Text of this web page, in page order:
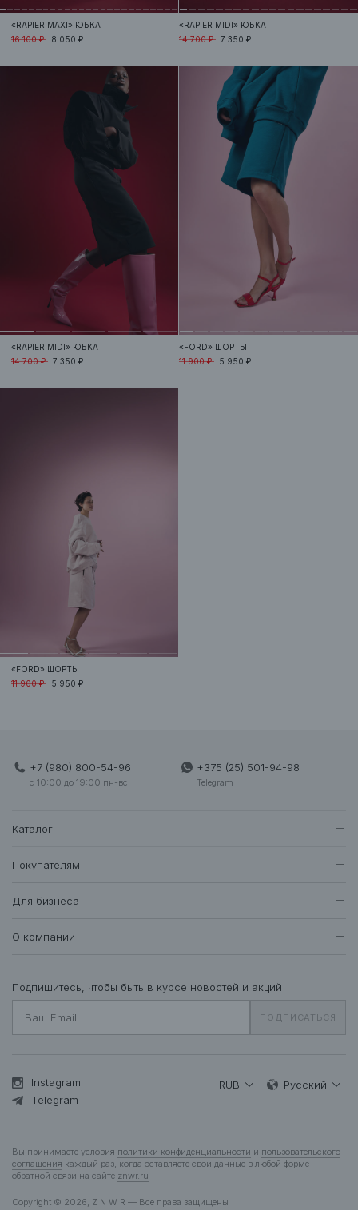
«RAPIER MAXI» ЮБКА
16 100 ₽ 8 050 ₽
«RAPIER MIDI» ЮБКА
14 700 ₽ 7 350 ₽
«RAPIER MIDI» ЮБКА
14 700 ₽ 7 350 ₽
«FORD» ШОРТЫ
11 900 ₽ 5 950 ₽
«FORD» ШОРТЫ
11 900 ₽ 5 950 ₽
+7 (980) 800-54-96
c 10:00 до 19:00 пн-вс
+375 (25) 501-94-98
Telegram
Каталог
Все товары
Худи • Свитшоты
Платья • Комбинезоны 22
Пальто • Плащи
Жакеты
Брюки • Треники
Юбки • Шорты
Деним 13
Покупателям
Вопросы и ответы
Для бизнеса
О компании
О нас
Контакты
Instagram
Telegram
RUB Русский
Вы принимаете условия политики конфиденциальности и пользовательского
соглашения каждый раз, когда оставляете свои данные в любой форме
обратной связи на сайте znwr.ru
Copyright © 2026, Z N W R — Все права защищены
Подпишитесь, чтобы быть в курсе новостей и акций
ПОДПИСАТЬСЯ